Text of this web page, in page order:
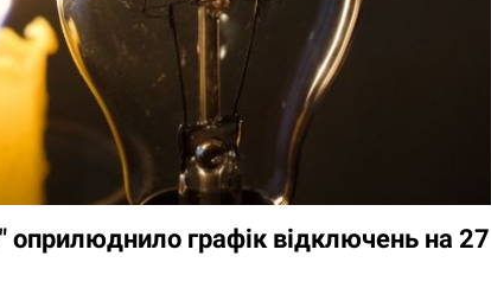
графік відключень на 27